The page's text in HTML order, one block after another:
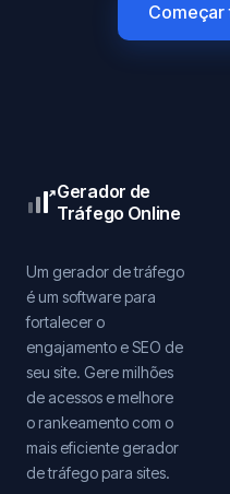
Gerador de
Tráfego Online
Um gerador de tráfego
é um software para
fortalecer o
engajamento e SEO de
seu site. Gere milhões
de acessos e melhore
o rankeamento com o
mais eficiente gerador
de tráfego para sites.